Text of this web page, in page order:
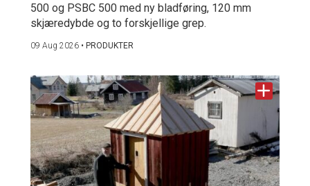
500 og PSBC 500 med ny bladføring, 120 mm
skjæredybde og to forskjellige grep.
09 Aug 2026 • PRODUKTER